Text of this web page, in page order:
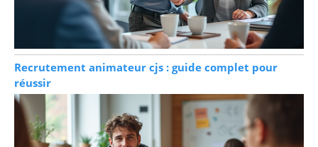
Recrutement animateur cjs : guide complet pour
réussir